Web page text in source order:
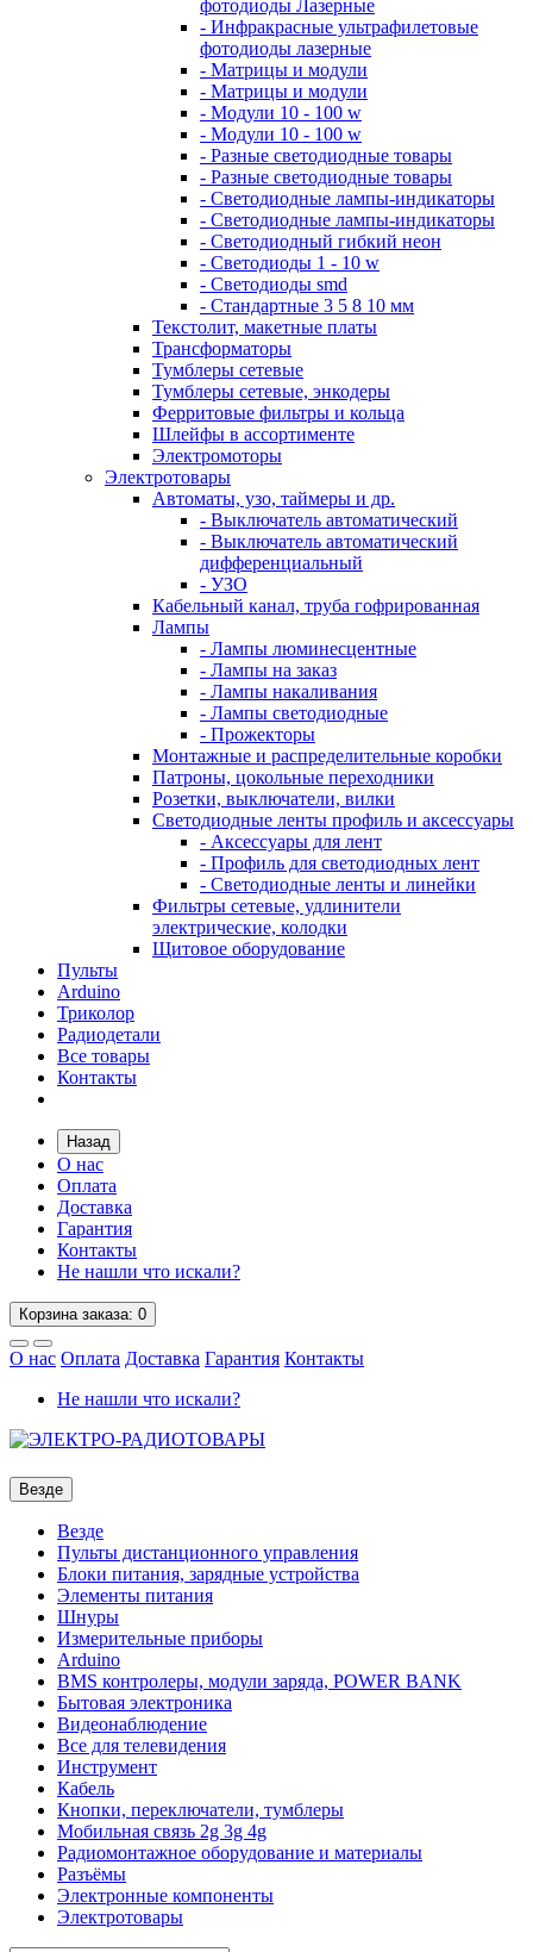
фотодиоды Лазерные
- Инфракрасные ультрафилетовые
фотодиоды лазерные
- Матрицы и модули
- Матрицы и модули
- Модули 10 - 100 w
- Модули 10 - 100 w
- Разные светодиодные товары
- Разные светодиодные товары
- Светодиодные лампы-индикаторы
- Светодиодные лампы-индикаторы
- Светодиодный гибкий неон
- Светодиоды 1 - 10 w
- Светодиоды smd
- Стандартные 3 5 8 10 мм
Текстолит, макетные платы
Трансформаторы
Тумблеры сетевые
Тумблеры сетевые, энкодеры
Ферритовые фильтры и кольца
Шлейфы в ассортименте
Электромоторы
Электротовары
Автоматы, узо, таймеры и др.
- Выключатель автоматический
- Выключатель автоматический
дифференциальный
- УЗО
Кабельный канал, труба гофрированная
Лампы
- Лампы люминесцентные
- Лампы на заказ
- Лампы накаливания
- Лампы светодиодные
- Прожекторы
Монтажные и распределительные коробки
Патроны, цокольные переходники
Розетки, выключатели, вилки
Светодиодные ленты профиль и аксессуары
- Аксессуары для лент
- Профиль для светодиодных лент
- Светодиодные ленты и линейки
Фильтры сетевые, удлинители
электрические, колодки
Щитовое оборудование
Пульты
Arduino
Триколор
Радиодетали
Все товары
Контакты
Назад
О нас
Оплата
Доставка
Гарантия
Контакты
Не нашли что искали?
Корзиназаказа: 0
О нас Оплата Доставка Гарантия Контакты
Не нашли что искали?
Везде
Везде
Пульты дистанционного управления
Блоки питания, зарядные устройства
Элементы питания
Шнуры
Измерительные приборы
Arduino
BMS контролеры, модули заряда, POWER BANK
Бытовая электроника
Видеонаблюдение
Все для телевидения
Инструмент
Кабель
Кнопки, переключатели, тумблеры
Мобильная связь 2g 3g 4g
Радиомонтажное оборудование и материалы
Разъёмы
Электронные компоненты
Электротовары